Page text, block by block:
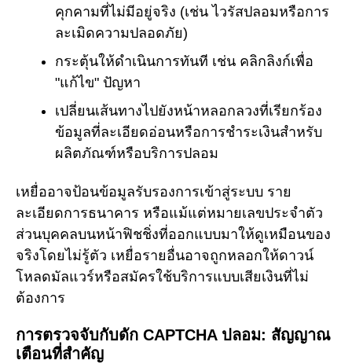
คุกคามที่ไม่มีอยู่จริง (เช่น ไวรัสปลอมหรือการ
ละเมิดความปลอดภัย)
กระตุ้นให้ดำเนินการทันที เช่น คลิกลิงก์เพื่อ
"แก้ไข" ปัญหา
เปลี่ยนเส้นทางไปยังหน้าหลอกลวงที่เรียกร้อง
ข้อมูลที่ละเอียดอ่อนหรือการชำระเงินสำหรับ
ผลิตภัณฑ์หรือบริการปลอม
เหยื่ออาจป้อนข้อมูลรับรองการเข้าสู่ระบบ ราย
ละเอียดการธนาคาร หรือแม้แต่หมายเลขประจำตัว
ส่วนบุคคลบนหน้าฟิชชิ่งที่ออกแบบมาให้ดูเหมือนของ
จริงโดยไม่รู้ตัว เหยื่อรายอื่นอาจถูกหลอกให้ดาวน์
โหลดมัลแวร์หรือสมัครใช้บริการแบบเสียเงินที่ไม่
ต้องการ
การตรวจจับกับดัก CAPTCHA ปลอม: สัญญาณ
เตือนที่สำคัญ